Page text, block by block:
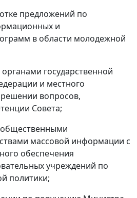
предложений по
и
в области молодежной
государственной
и местного
вопросов,
Совета;
общественными
массовой информации с
обеспечения
учреждений по
политики;